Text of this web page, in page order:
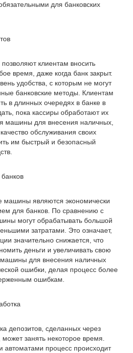
для банковских
клиентам вносить
время, даже когда банк закрыт.
удобства, с которым не могут
банковские методы. Клиентам
в длинных очередях в банке в
пока кассиры обработают их
машины для внесения наличных,
обслуживания своих
им быстрый и безопасный
машины являются экономически
для банков. По сравнению с
могут обрабатывать большой
затратами. Это означает,
значительно снижается, что
деньги и увеличивать свою
для внесения наличных
ошибки, делая процесс более
ошибкам.
депозитов, сделанных через
занять некоторое время.
автоматами процесс происходит